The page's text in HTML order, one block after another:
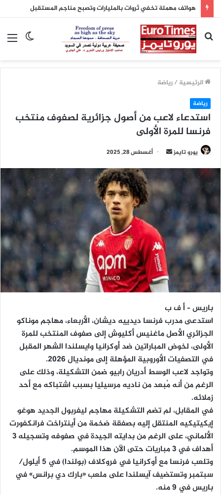
هواتف مهملة تخفي ثروات بالمليارات وتصبح مناجم المستقبل
الوضع
بحث
عن
الرئيسية /رياضة
رياضة
استدعاء لاعب من أصول جزائرية لصفوف منتخب
فرنسا للمرة الأولى
يورو تايمز
أرسل
إلكترونيا
أغسطس 28, 2025
باريس – أ ف ب
استدعى مدرب فرنسا ديدييه ديشان، الأربعاء، مهاجم موناكو
الجزائري الأصل ماغنيس أكليوش إلى صفوف المنتخب للمرة
الأولى، لخوض المباراتين ضد أوكرانيا وايسلندا الشهر المقبل
في التصفيات الأوروبية المؤهلة إلى مونديال 2026.
وتواجد لاعب الوسط أدريان رابيو ضمن التشكيلة، وذلك على
الرغم من أنه مُبعد من ناديه مرسيليا بسبب اشتباكه مع أحد
زملائه.
في المقابل، لم تضم التشكيلة مهاجم ليفربول الجديد هوغو
إيكيتيكيه المنتقل إليه بصفقة ضخمة من أينتراخت فرانكفورت
الألماني، على الرغم من بدايته الجيدة في صفوفه وتسجيله 3
أهداف في 3 مباريات حتى الآن هذا الموسم.
وتلعب فرنسا مع أوكرانيا في فروكلاف (بولندا) في 5 أيلول/
سبتمبر وتستضيف آيسلندا على ملعب «بارك دي برانس» في
باريس في 9 منه.